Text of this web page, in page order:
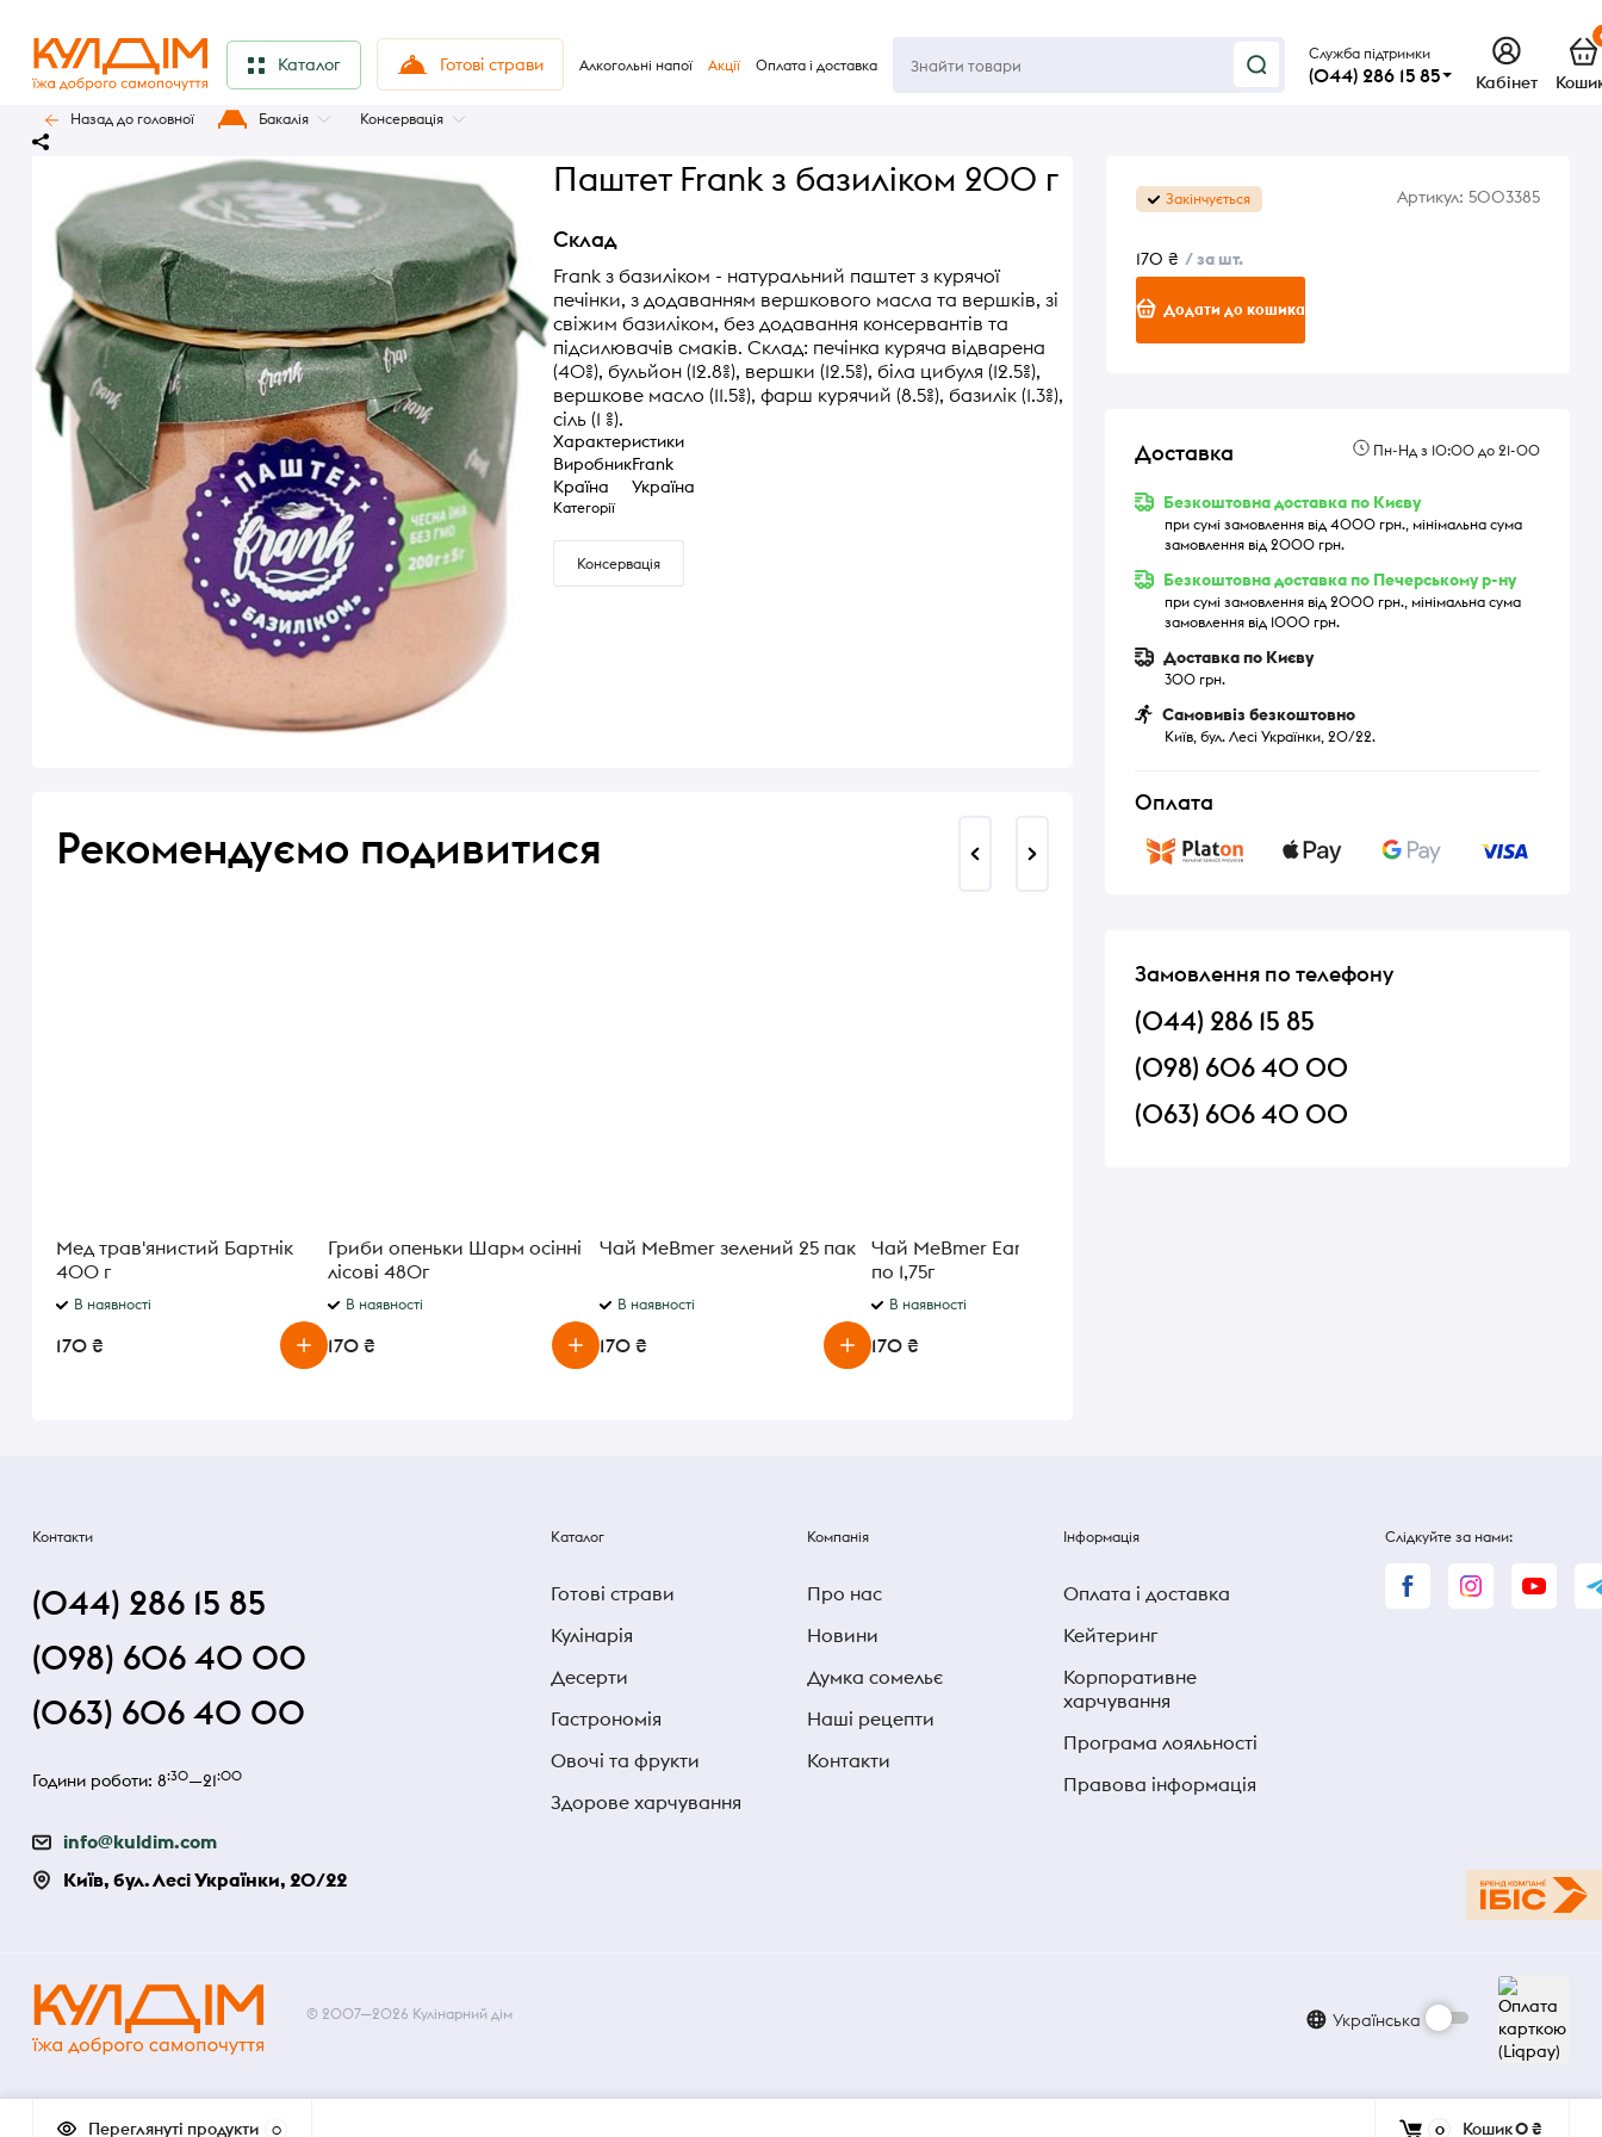
Каталог Готові страви Алкогольні напої Акції Оплата і доставка
Служба підтримки
(044) 286 15 85 Кабінет
Назад до головної Бакалія Консервація
Паштет Frank з базиліком 200 г
Склад
Frank з базиліком - натуральний паштет з курячої
печінки, з додаванням вершкового масла та вершків, зі
свіжим базиліком, без додавання консервантів та
підсилювачів смаків. Склад: печінка куряча відварена
(40%), бульйон (12.8%), вершки (12.5%), біла цибуля (12.5%),
вершкове масло (11.5%), фарш курячий (8.5%), базилік (1.3%),
сіль (1 %).
Характеристики
ВиробникFrank
Країна
Україна
Категорії
Консервація
Рекомендуємо подивитися
Мед трав'янистий Бартнік
400 г
В наявності
170 ₴
Гриби опеньки Шарм осінні
лісові 480г
В наявності
170 ₴
Чай MeBmer зелений 25 пак
В наявності
170 ₴
Чай MeBmer Earl Grey 25 пак
по 1,75г
В наявності
170 ₴
Закінчується Артикул: 5003385
170 ₴ / за шт.
Додати до кошика
Доставка Пн-Нд з 10:00 до 21-00
Безкоштовна доставка по Києву
при сумі замовлення від 4000 грн., мінімальна сума
замовлення від 2000 грн.
Безкоштовна доставка по Печерському р-ну
при сумі замовлення від 2000 грн., мінімальна сума
замовлення від 1000 грн.
Доставка по Києву
300 грн.
Самовивіз безкоштовно
Київ, бул. Лесі Українки, 20/22.
Оплата
Замовлення по телефону
(044) 286 15 85
(098) 606 40 00
(063) 606 40 00
Контакти
(044) 286 15 85
(098) 606 40 00
(063) 606 40 00
Години роботи: 8:30—21:00
info@kuldim.com
Київ, бул. Лесі Українки, 20/22
Каталог
Готові страви
Кулінарія
Десерти
Гастрономія
Овочі та фрукти
Здорове харчування
Компанія
Про нас
Новини
Думка сомельє
Наші рецепти
Контакти
Інформація
Оплата і доставка
Кейтеринг
Корпоративне
харчування
Програма лояльності
Правова інформація
Слідкуйте за нами:
© 2007—2026 Кулінарний дім Українська
Переглянуті продукти 0 0 Кошик0 ₴